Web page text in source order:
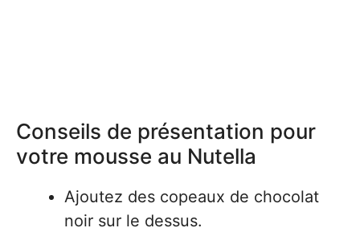
Conseils de présentation pour
votre mousse au Nutella
Ajoutez des copeaux de chocolat
noir sur le dessus.